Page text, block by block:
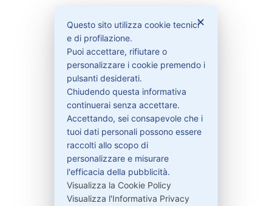
Bisogno di aiuto?
Contattaci
Contatti
329-30.78.513
✕
Questo sito utilizza cookie tecnici
e di profilazione.
Puoi accettare, rifiutare o
personalizzare i cookie premendo i
pulsanti desiderati.
Chiudendo questa informativa
continuerai senza accettare.
Accettando, sei consapevole che i
tuoi dati personali possono essere
raccolti allo scopo di
personalizzare e misurare
l'efficacia della pubblicità.
Visualizza la Cookie Policy
Visualizza l'Informativa Privacy